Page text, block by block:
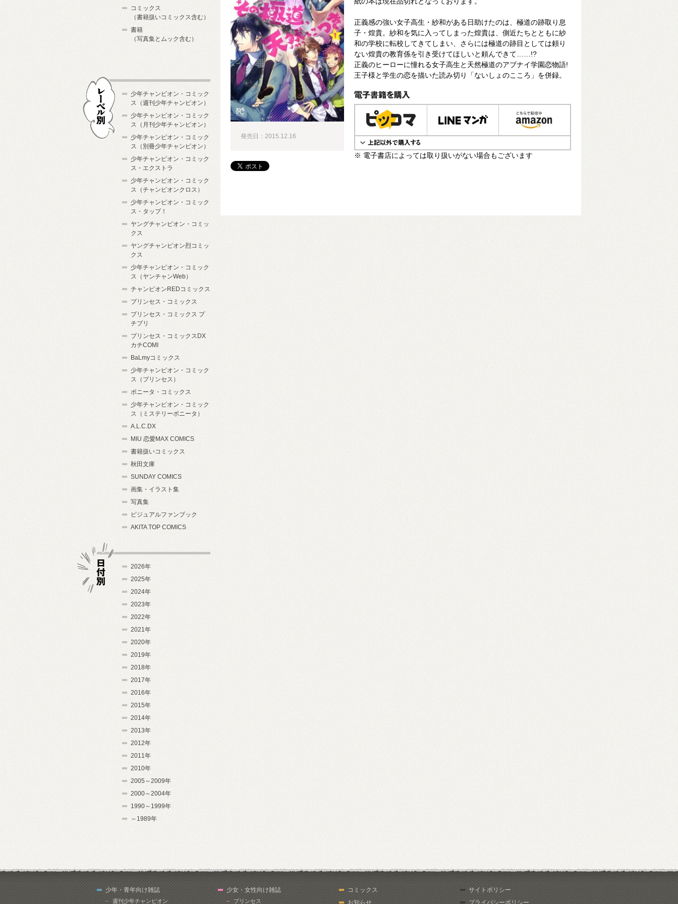
正義感の強い女子高生・紗和がある日助けたのは、極道の跡取り息
子・煌貴。紗和を気に入ってしまった煌貴は、側近たちとともに紗
和の学校に転校してきてしまい、さらには極道の跡目としては頼り
ない煌貴の教育係を引き受けてほしいと頼んできて……!?
正義のヒーローに憧れる女子高生と天然極道のアブナイ学園恋物語!
王子様と学生の恋を描いた読み切り「ないしょのこころ」を併録。
電子書籍で購入
※ 電子書店によっては取り扱いがない場合もございます
発売日：2015.12.16
コミックス
（書籍扱いコミックス含む）
書籍
（写真集とムック含む）
少年チャンピオン・コミック
ス（週刊少年チャンピオン）
少年チャンピオン・コミック
ス（月刊少年チャンピオン）
少年チャンピオン・コミック
ス（別冊少年チャンピオン）
少年チャンピオン・コミック
ス・エクストラ
少年チャンピオン・コミック
ス（チャンピオンクロス）
少年チャンピオン・コミック
ス・タップ！
ヤングチャンピオン・コミッ
クス
ヤングチャンピオン烈コミッ
クス
少年チャンピオン・コミック
ス（ヤンチャンWeb）
チャンピオンREDコミックス
プリンセス・コミックス
プリンセス・コミックス プ
チプリ
プリンセス・コミックスDX
カチCOMI
BaLmyコミックス
少年チャンピオン・コミック
ス（プリンセス）
ボニータ・コミックス
少年チャンピオン・コミック
ス（ミステリーボニータ）
A.L.C.DX
MIU 恋愛MAX COMICS
書籍扱いコミックス
秋田文庫
SUNDAY COMICS
画集・イラスト集
写真集
ビジュアルファンブック
AKITA TOP COMICS
2026年
2025年
2024年
2023年
2022年
2021年
2020年
2019年
2018年
2017年
2016年
2015年
2014年
2013年
2012年
2011年
2010年
2005～2009年
2000～2004年
1990～1999年
～1989年
少年・青年向け雑誌
週刊少年チャンピオン
少女・女性向け雑誌
プリンセス
コミックス
お知らせ
サイトポリシー
プライバシーポリシー